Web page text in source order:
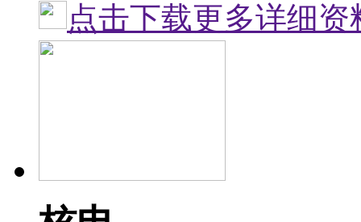
点击下载更多详细资